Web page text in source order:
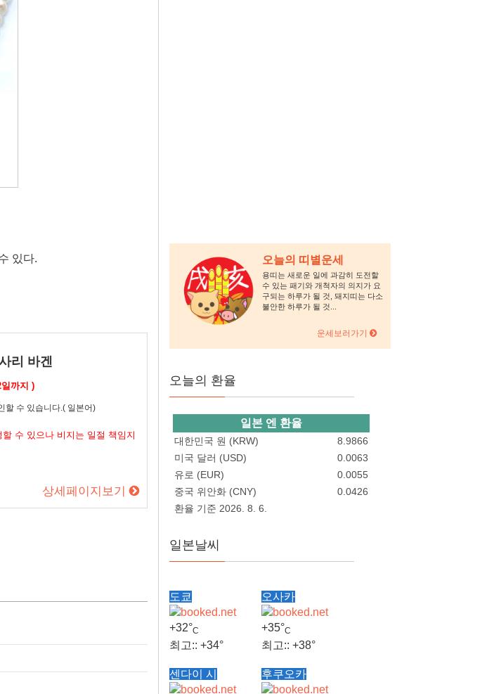
있다.
리 바겐
까지 )
할 수 있습니다.( 일본어)
상세페이지보기
수 있으나 비지는 일절 책임지
오늘의 띠별운세
용띠는 새로운 일에 과감히 도전할
수 있는 패기와 개척자의 의지가 요
구되는 하루가 될 것, 돼지띠는 다소
불안한 하루가 될 것...
운세보러가기
오늘의 환율
일본 엔 환율
대한민국 원 (KRW)
8.9866
미국 달러 (USD)
0.0063
유로 (EUR)
0.0055
중국 위안화 (CNY)
0.0426
환율 기준 2026. 8. 6.
일본날씨
도쿄
+32°C
최고:: +34°
최저::+25°
오사카
+35°C
최고::+38°
최저::+29°
센다이 시 후쿠오카